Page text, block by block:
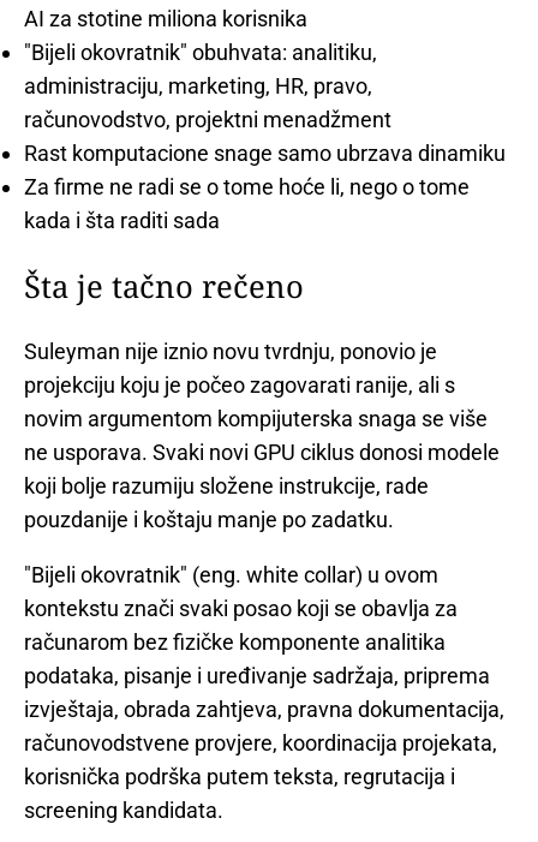
AI za stotine miliona korisnika
"Bijeli okovratnik" obuhvata: analitiku,
administraciju, marketing, HR, pravo,
računovodstvo, projektni menadžment
Rast komputacione snage samo ubrzava dinamiku
Za firme ne radi se o tome hoće li, nego o tome
kada i šta raditi sada
Šta je tačno rečeno
Suleyman nije iznio novu tvrdnju, ponovio je
projekciju koju je počeo zagovarati ranije, ali s
novim argumentom kompijuterska snaga se više
ne usporava. Svaki novi GPU ciklus donosi modele
koji bolje razumiju složene instrukcije, rade
pouzdanije i koštaju manje po zadatku.
"Bijeli okovratnik" (eng. white collar) u ovom
kontekstu znači svaki posao koji se obavlja za
računarom bez fizičke komponente analitika
podataka, pisanje i uređivanje sadržaja, priprema
izvještaja, obrada zahtjeva, pravna dokumentacija,
računovodstvene provjere, koordinacija projekata,
korisnička podrška putem teksta, regrutacija i
screening kandidata.